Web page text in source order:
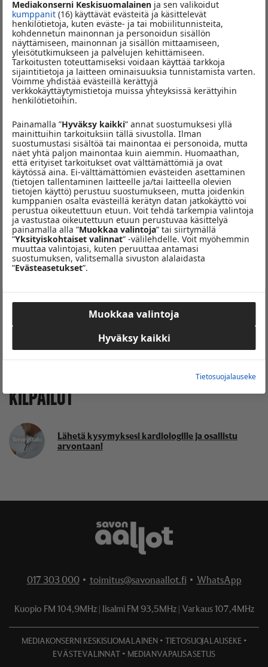
Pop eilen – toissapäivänä
Sunnuntaisin 10.00-11.00
Hectorpalaa radioaalloille juontajan roolissa
juhannussunnuntaista 22.6. alkaen, kun Mediatalo
Keskisuomalaisen konsernin radiokanavat alkavat lähettää artistin
mainetta niittänyttäPop eilen – toissapäivänä-ohjelmaa.
Nostalgisia tuulahduksia päästään aistimaan sunnuntaisin kello 10–
11 sekä uusintana aina tiistaisin kello 18–19. Uusi jakso luvassa aina
joka toinen viikko.
Luvassa on ohjelmalle uskollisesti kattava edustus musiikin
50-luku on muutakin kuinElvisja 60-luku muutakin kuin Beatles.
KILPAILUT
Lähetä kysymyksesi kardiologille ja osallistu
arvontaan!
017 303 000 • toimitus@savonaallot.fi • WhatsApp
Kuopio FM 104,9MHz Iisalmi FM 93,5MHz Varkaus107,4MHz
MEDIAKONSERNI KESKISUOMALAINEN• TIETOSUOJALAUSEKE •
EVÄSTEVALINNAT • MEDIANVAPAUSASETUS
Mediakonserni Keskisuomalainen ja sen valikoidut
kumppanit (16) käyttävät evästeitä ja käsittelevät
henkilötietoja, kuten eväste- ja tai mobiilitunnisteita,
kohdennetun mainonnan ja personoidun sisällön
näyttämiseen, mainonnan ja sisällön mittaamiseen,
yleisötutkimukseen ja palvelujen kehittämiseen.
Tarkoitusten toteuttamiseksi voidaan käyttää tarkkoja
sijaintitietoja ja laitteen ominaisuuksia tunnistamista varten.
Voimme yhdistää evästeillä kerättyjä
verkkokäyttäytymistietoja muissa yhteyksissä kerättyihin
henkilötietoihin.
Painamalla ”Hyväksy kaikki” annat suostumuksesi yllä
mainittuihin tarkoituksiin tällä sivustolla. Ilman
suostumustasi sisältöä tai mainontaa ei personoida, mutta
näet yhtä paljon mainontaa kuin aiemmin. Huomaathan,
että erityiset tarkoitukset ovat välttämättömiä ja ovat
käytössä aina. Ei-välttämättömien evästeiden asettaminen
(tietojen tallentaminen laitteelle ja/tai laitteella olevien
tietojen käyttö) perustuu suostumukseen, mutta joidenkin
kumppanien osalta evästeillä kerätyn datan jatkokäyttö voi
perustua oikeutettuun etuun. Voit tehdä tarkempia valintoja
ja vastustaa oikeutettuun etuun perustuvaa käsittelyä
painamalla alla ”Muokkaa valintoja” tai siirtymällä
”Yksityiskohtaiset valinnat” -välilehdelle. Voit myöhemmin
muuttaa valintojasi, kuten peruuttaa antamasi
suostumuksen, valitsemalla sivuston alalaidasta
”Evästeasetukset”.
Hyväksy kaikki
Muokkaa valintoja
Tietosuojalauseke